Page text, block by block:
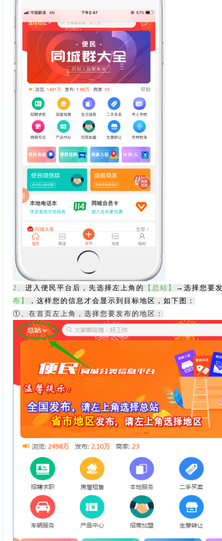
2 、 进入便民平台后，先选择左上角的 【总站】
→选择您要
布】
，这样您的信息才会显示到目标地区，如下图：
①、在首页左上角，选择您要发布的地区：